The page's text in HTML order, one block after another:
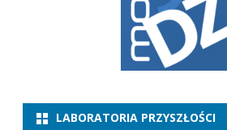
LABORATORIA PRZYSZŁOŚCI